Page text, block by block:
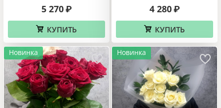
5 270 ₽
КУПИТЬ
4 280 ₽
КУПИТЬ
Новинка Новинка